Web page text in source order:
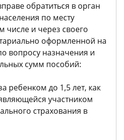
обратиться в орган
по месту
числе и через своего
оформленной на
вопросу назначения и
сумм пособий:
ребенком до 1,5 лет, как
участником
страхования в